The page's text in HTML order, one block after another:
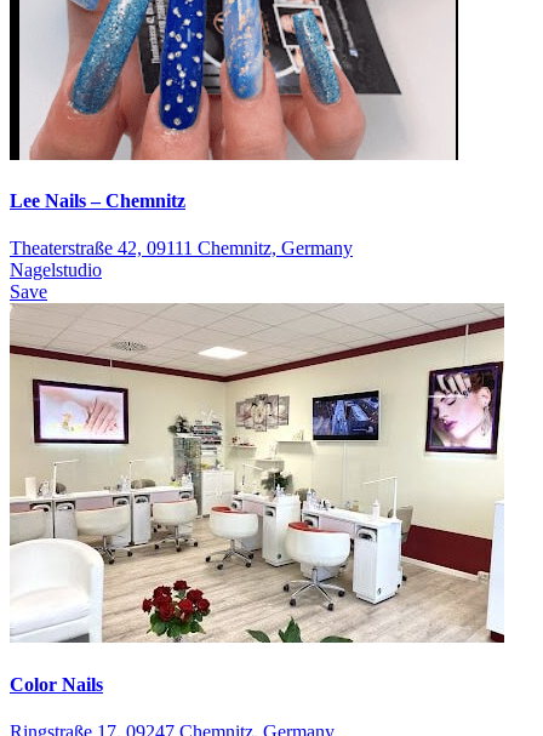
Lee Nails – Chemnitz
Theaterstraße 42, 09111 Chemnitz, Germany
Nagelstudio
Save
Color Nails
Ringstraße 17, 09247 Chemnitz, Germany